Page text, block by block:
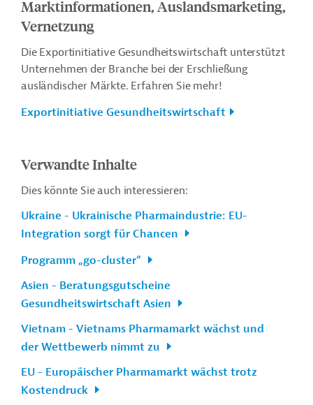
Marktinformationen, Auslandsmarketing,
Vernetzung
Die Exportinitiative Gesundheitswirtschaft unterstützt
Unternehmen der Branche bei der Erschließung
ausländischer Märkte. Erfahren Sie mehr!
Exportinitiative Gesundheitswirtschaft
Verwandte Inhalte
Dies könnte Sie auch interessieren:
Ukraine - Ukrainische Pharmaindustrie: EU-
Integration sorgt für Chancen
Programm „go-cluster“
Asien - Beratungsgutscheine
Gesundheitswirtschaft Asien
Vietnam - Vietnams Pharmamarkt wächst und
der Wettbewerb nimmt zu
EU - Europäischer Pharmamarkt wächst trotz
Kostendruck